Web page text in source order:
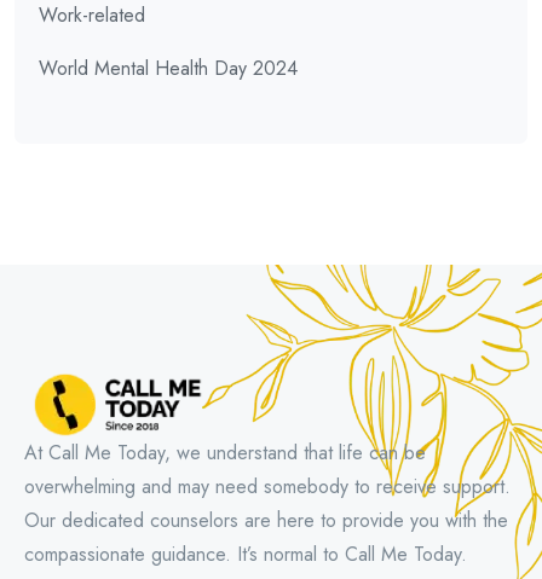
Work-related
World Mental Health Day 2024
At Call Me Today, we understand that life can be
overwhelming and may need somebody to receive support.
Our dedicated counselors are here to provide you with the
compassionate guidance. It’s normal to Call Me Today.